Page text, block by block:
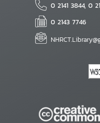
0 2141 3844, 0
0 2143 7746